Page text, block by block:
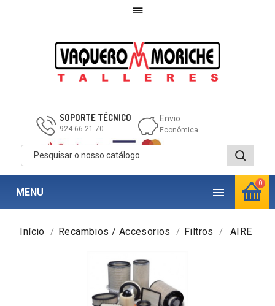

0
SOPORTE TÉCNICO
924 66 21 70
Envio
Econômica

MENU
Início Recambios / Accesorios Filtros AIRE